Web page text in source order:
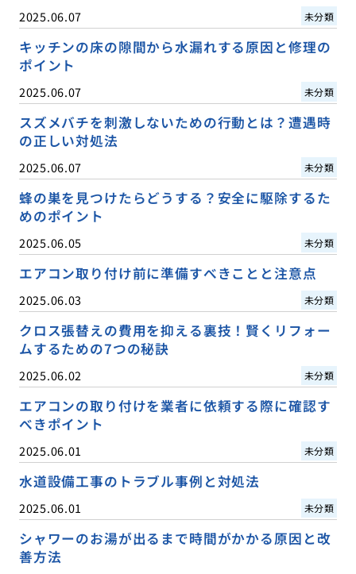
2025.06.07 未分類
キッチンの床の隙間から水漏れする原因と修理の
ポイント
2025.06.07 未分類
スズメバチを刺激しないための行動とは？遭遇時
の正しい対処法
2025.06.07 未分類
蜂の巣を見つけたらどうする？安全に駆除するた
めのポイント
2025.06.05 未分類
エアコン取り付け前に準備すべきことと注意点
2025.06.03 未分類
クロス張替えの費用を抑える裏技！賢くリフォー
ムするための7つの秘訣
2025.06.02 未分類
エアコンの取り付けを業者に依頼する際に確認す
べきポイント
2025.06.01 未分類
水道設備工事のトラブル事例と対処法
2025.06.01 未分類
シャワーのお湯が出るまで時間がかかる原因と改
善方法